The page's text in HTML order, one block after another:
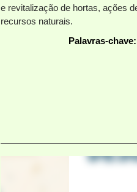
e revitalização de hortas, ações
recursos naturais.
Palavras-chave: